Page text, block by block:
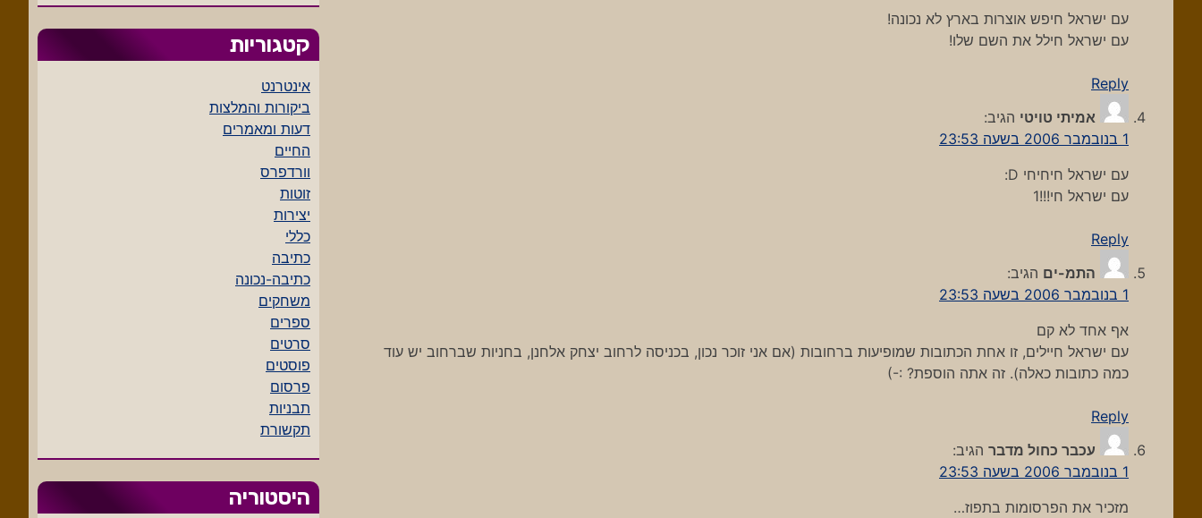
עם ישראל חיפש אוצרות בארץ לא נכונה!
עם ישראל חילל את השם שלו!
Reply
אמיתי טויטי הגיב:
1 בנובמבר 2006 בשעה 23:53
עם ישראל חיחיחי D:
עם ישראל חי!!!1
Reply
התמ-ים הגיב:
1 בנובמבר 2006 בשעה 23:53
אף אחד לא קם
עם ישראל חיילים, זו אחת הכתובות שמופיעות ברחובות (אם אני זוכר נכון, בכניסה לרחוב יצחק אלחנן, בחניות שברחוב יש עוד
כמה כתובות כאלה). זה אתה הוספת? :-)
Reply
עכבר כחול מדבר הגיב:
1 בנובמבר 2006 בשעה 23:53
מזכיר את הפרסומות בתפוז…
קטגוריות
אינטרנט
ביקורות והמלצות
דעות ומאמרים
החיים
וורדפרס
זוטות
יצירות
כללי
כתיבה
כתיבה-נכונה
משחקים
ספרים
סרטים
פוסטים
פרסום
תבניות
תקשורת
היסטוריה